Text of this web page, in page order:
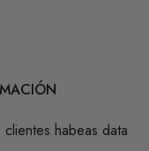
habeas data